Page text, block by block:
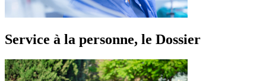
Service à la personne, le Dossier